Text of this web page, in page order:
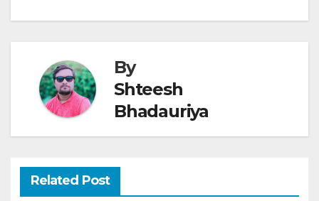
By
Shteesh
Bhadauriya
Related Post